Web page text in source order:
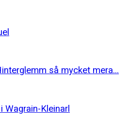
så mycket mera...
Wagrain-Kleinarl